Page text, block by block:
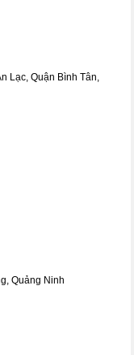
Lạc, Quận Bình Tân,
Quảng Ninh